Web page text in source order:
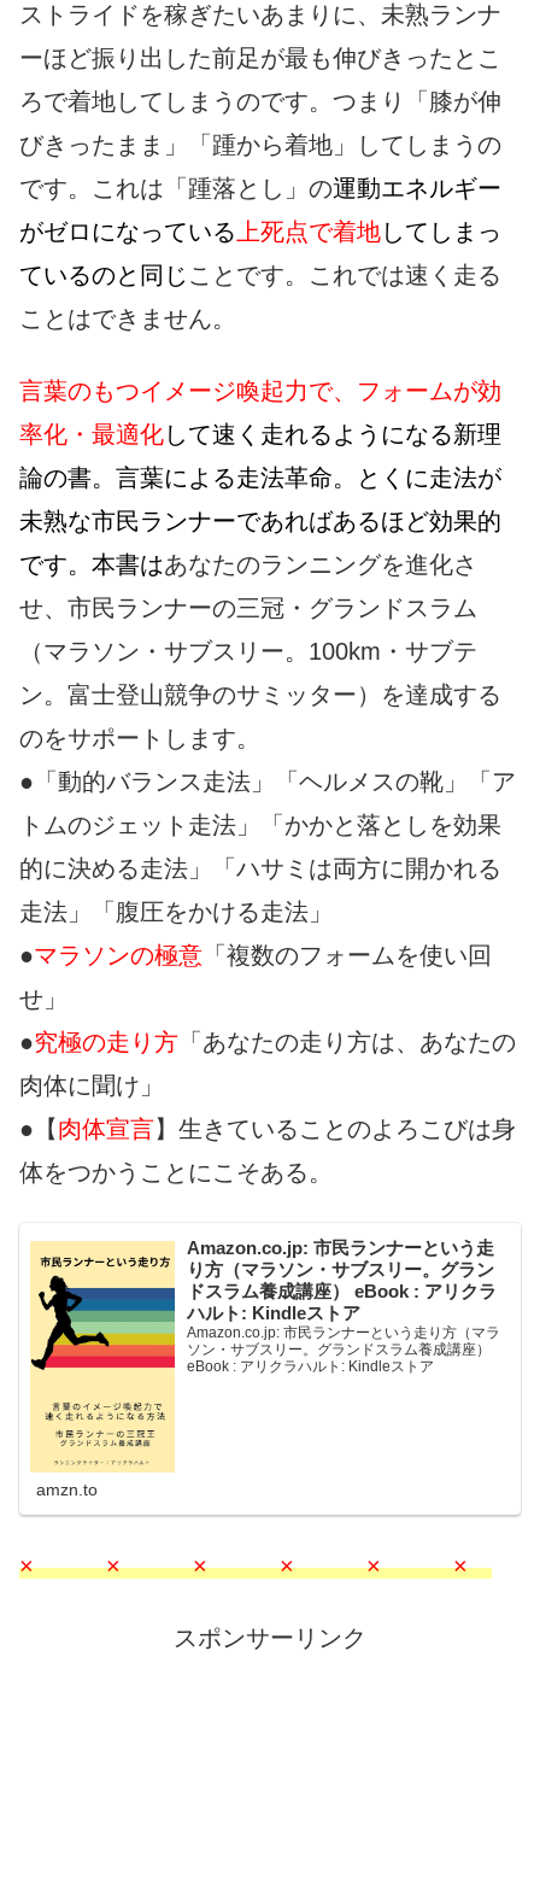
ストライドを稼ぎたいあまりに、未熟ランナ
ーほど振り出した前足が最も伸びきったとこ
ろで着地してしまうのです。つまり「膝が伸
びきったまま」「踵から着地」してしまうの
です。これは「踵落とし」の運動エネルギー
がゼロになっている 上死点で着地してしまっ
ているのと同じ ことです。これでは速く走る
ことはできません。
言葉のもつイメージ喚起力で、フォームが効
率化・最適化して速く走れるようになる新理
論の書。言葉による走法革命。とくに走法が
未熟な市民ランナーであればあるほど効果的
です。本書はあなたのランニングを進化さ
せ、市民ランナーの三冠・グランドスラム
（マラソン・サブスリー。100km・サブテ
ン。富士登山競争のサミッター）を達成する
のをサポートします。
●「動的バランス走法」「ヘルメスの靴」「ア
トムのジェット走法」「かかと落としを効果
的に決める走法」「ハサミは両方に開かれる
走法」「腹圧をかける走法」
●マラソンの極意 「複数のフォームを使い回
せ」
●究極の走り方 「あなたの走り方は、あなたの
肉体に聞け」
●【肉体宣言】生きていることのよろこびは身
体をつかうことにこそある。
Amazon.co.jp: 市民ランナーという走
り方（マラソン・サブスリー。グラン
ドスラム養成講座） eBook : アリクラ
ハルト: Kindleストア
Amazon.co.jp: 市民ランナーという走り方（マラ
ソン・サブスリー。グランドスラム養成講座）
eBook : アリクラハルト: Kindleストア
amzn.to
× × × × × ×
スポンサーリンク